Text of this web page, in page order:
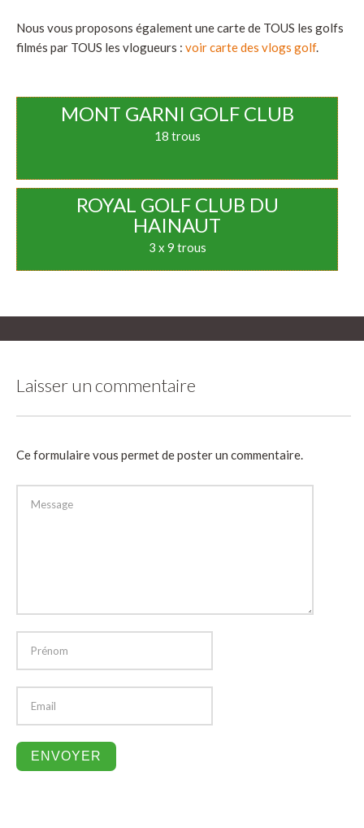
Nous vous proposons également une carte de TOUS les golfs
filmés par TOUS les vlogueurs : voir carte des vlogs golf.
MONT GARNI GOLF CLUB
18 trous
ROYAL GOLF CLUB DU
HAINAUT
3 x 9 trous
Laisser un commentaire
Ce formulaire vous permet de poster un commentaire.